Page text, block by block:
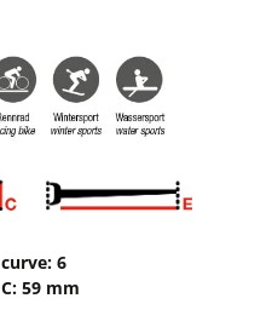
C: 59 mm
curve: 6